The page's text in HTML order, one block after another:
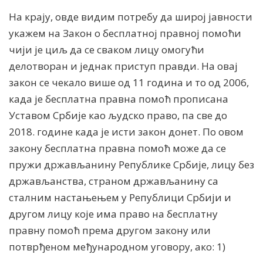
На крају, овде видим потребу да широј јавности
укажем на Закон о бесплатној правној помоћи
чији је циљ да се сваком лицу омогући
делотворан и једнак приступ правди. На овај
закон се чекало више од 11 година и то од 2006,
када је бесплатна правна помоћ прописана
Уставом Србије као људско право, па све до
2018. године када је исти закон донет. По овом
закону бесплатна правна помоћ може да се
пружи држављанину Републике Србије, лицу без
држављанства, страном држављанину са
сталним настањењем у Републици Србији и
другом лицу које има право на бесплатну
правну помоћ према другом закону или
потврђеном међународном уговору, ако: 1)